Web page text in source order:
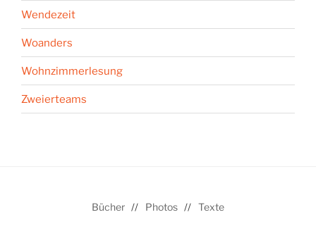
Wendezeit
Woanders
Wohnzimmerlesung
Zweierteams
Bücher Photos Texte